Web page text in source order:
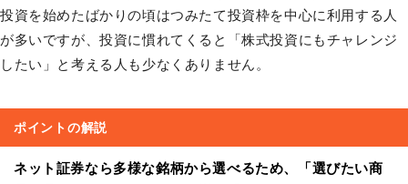
投資を始めたばかりの頃はつみたて投資枠を中心に利用する人
が多いですが、投資に慣れてくると「株式投資にもチャレンジ
したい」と考える人も少なくありません。
ポイントの解説
ネット証券なら多様な銘柄から選べるため、「選びたい商